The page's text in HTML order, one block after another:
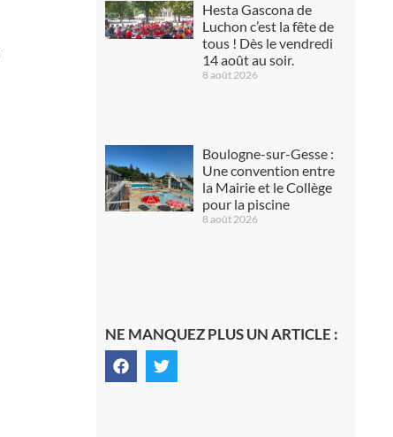
Hesta Gascona de
Luchon c’est la fête de
tous ! Dès le vendredi
14 août au soir.
8 août 2026
Boulogne-sur-Gesse :
Une convention entre
la Mairie et le Collège
pour la piscine
8 août 2026
NE MANQUEZ PLUS UN ARTICLE :